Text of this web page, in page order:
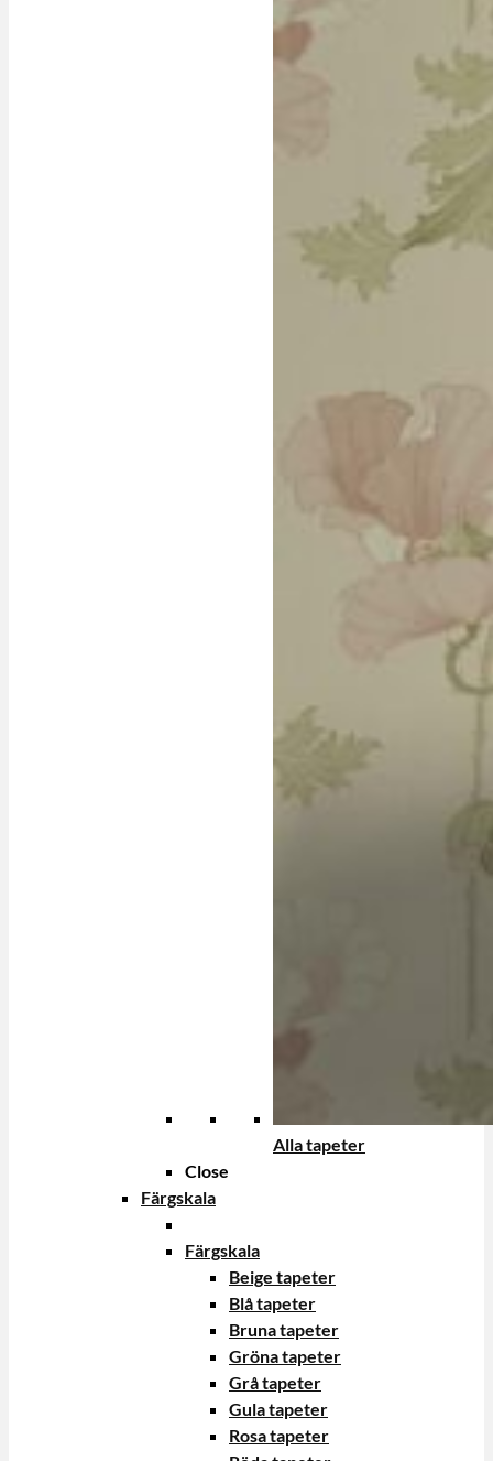
Alla tapeter
Close
Färgskala
Färgskala
Beige tapeter
Blå tapeter
Bruna tapeter
Gröna tapeter
Grå tapeter
Gula tapeter
Rosa tapeter